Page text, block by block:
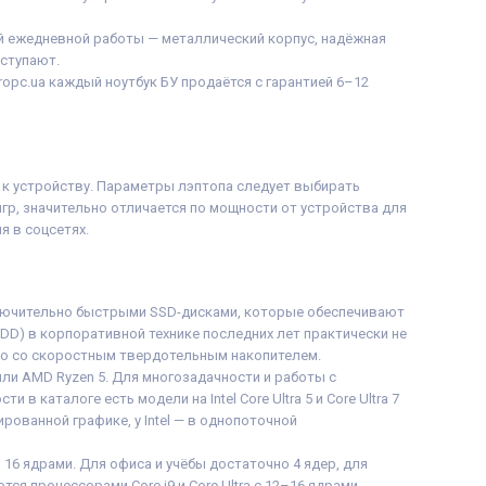
работы — металлический корпус, надёжная
каждый ноутбук БУ продаётся с гарантией 6–12
устройству. Параметры лэптопа следует выбирать
значительно отличается по мощности от устройства для
в соцсетях.
быстрыми SSD-дисками, которые обеспечивают
в корпоративной технике последних лет практически не
со скоростным твердотельным накопителем.
AMD Ryzen 5. Для многозадачности и работы с
в каталоге есть модели на Intel Core Ultra 5 и Core Ultra 7
графике, у Intel — в однопоточной
ядрами. Для офиса и учёбы достаточно 4 ядер, для